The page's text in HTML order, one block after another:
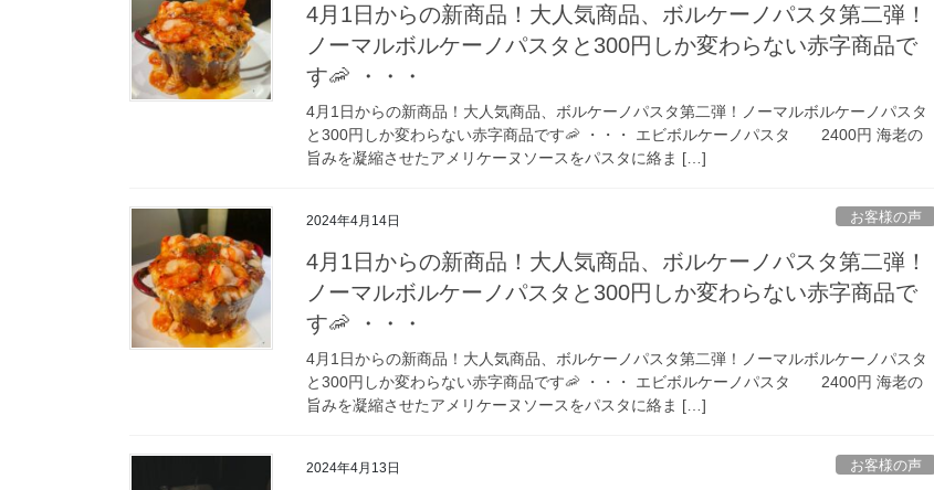
4月1日からの新商品！大人気商品、ボルケーノパスタ第二弾！
ノーマルボルケーノパスタと300円しか変わらない赤字商品で
す🦐 ・・・
4月1日からの新商品！大人気商品、ボルケーノパスタ第二弾！ノーマルボルケーノパスタ
と300円しか変わらない赤字商品です🦐 ・・・ エビボルケーノパスタ 2400円 海老の
旨みを凝縮させたアメリケーヌソースをパスタに絡ま […]
2024年4月14日 お客様の声
4月1日からの新商品！大人気商品、ボルケーノパスタ第二弾！
ノーマルボルケーノパスタと300円しか変わらない赤字商品で
す🦐 ・・・
4月1日からの新商品！大人気商品、ボルケーノパスタ第二弾！ノーマルボルケーノパスタ
と300円しか変わらない赤字商品です🦐 ・・・ エビボルケーノパスタ 2400円 海老の
旨みを凝縮させたアメリケーヌソースをパスタに絡ま […]
2024年4月13日 お客様の声